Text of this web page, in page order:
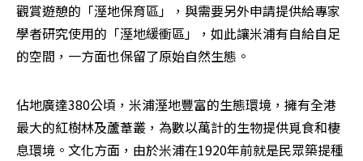
觀賞遊憩的「溼地保育區」，與需要另外申請提供給專家
學者研究使用的「溼地緩衝區」，如此讓米浦有自給自足
的空間，一方面也保留了原始自然生態。
佔地廣達380公頃，米浦溼地豐富的生態環境，擁有全港
最大的紅樹林及蘆葦叢，為數以萬計的生物提供覓食和棲
息環境。文化方面，由於米浦在1920年前就是民眾築提種